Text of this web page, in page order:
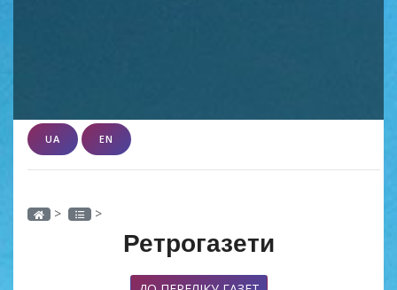
UA EN
> >
Ретрогазети